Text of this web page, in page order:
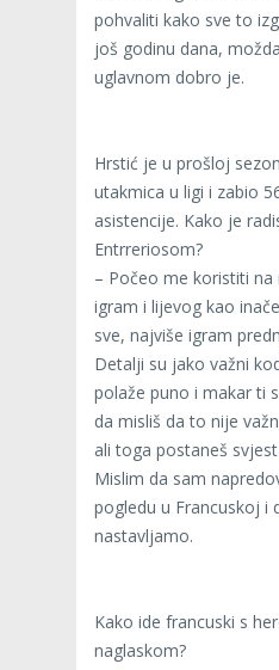
pohvaliti kako sve to
još godinu dana,
uglavnom dobro je.
Hrstić je u prošloj
utakmica u ligi i zabio
asistencije. Kako je
Entrreriosom?
– Počeo me koristiti na
igram i lijevog kao
sve, najviše igram
Detalji su jako važni
polaže puno i makar ti
da misliš da to nije
ali toga postaneš
Mislim da sam
pogledu u Francuskoj i
nastavljamo.
Kako ide francuski s
naglaskom?